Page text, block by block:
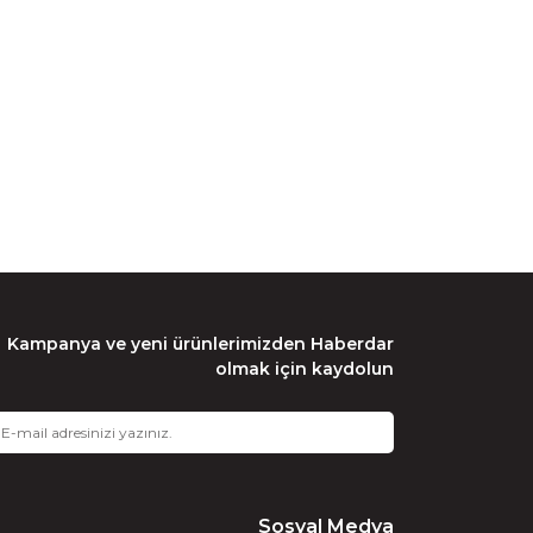
Kampanya ve yeni ürünlerimizden Haberdar
olmak için kaydolun
Sosyal Medya